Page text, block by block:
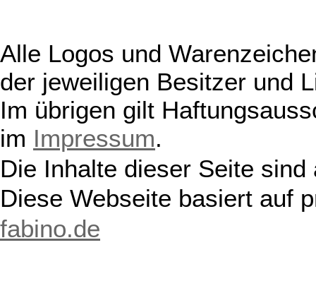
Alle Logos und
der jeweiligen Besitzer und
Im übrigen gilt
im Impressum.
Die Inhalte dieser Seite
Diese Webseite basiert auf
fabino.de